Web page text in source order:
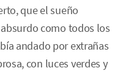
que el sueño
como todos los
andado por extrañas
con luces verdes y